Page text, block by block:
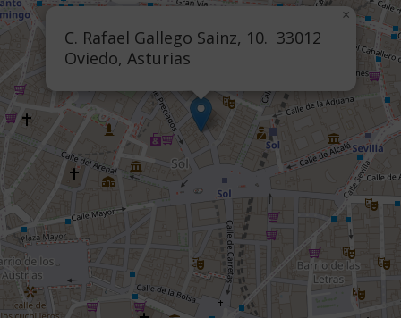
C. Rafael Gallego Sainz, 10. 33012
Oviedo, Asturias
×